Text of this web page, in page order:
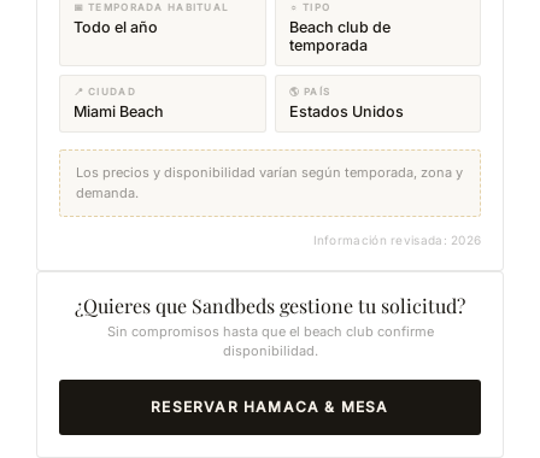
📅 TEMPORADA HABITUAL
Todo el año
☼ TIPO
Beach club de
temporada
📍 CIUDAD
Miami Beach
🌎 PAÍS
Estados Unidos
Los precios y disponibilidad varían según temporada, zona y
demanda.
Información revisada: 2026
¿Quieres que Sandbeds gestione tu solicitud?
Sin compromisos hasta que el beach club confirme
disponibilidad.
RESERVAR HAMACA & MESA